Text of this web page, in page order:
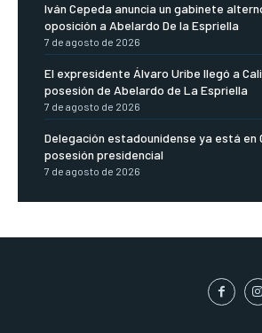
Iván Cepeda anuncia un gabinete
oposición a Abelardo De la Espriella
7 de agosto de 2026
El expresidente Álvaro Uribe llegó a
posesión de Abelardo de La Espriella
7 de agosto de 2026
Delegación estadounidense ya está en
posesión presidencial
7 de agosto de 2026